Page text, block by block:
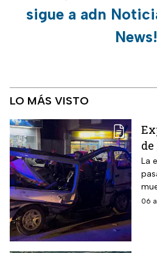
sigue a adn
News!
LO MÁS VISTO
de
La
06